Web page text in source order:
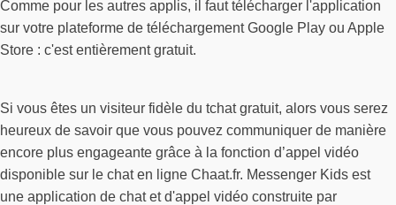
Comme pour les autres applis, il faut télécharger l'application
sur votre plateforme de téléchargement Google Play ou Apple
Store : c'est entièrement gratuit.
Si vous êtes un visiteur fidèle du tchat gratuit, alors vous serez
heureux de savoir que vous pouvez communiquer de manière
encore plus engageante grâce à la fonction d’appel vidéo
disponible sur le chat en ligne Chaat.fr. Messenger Kids est
une application de chat et d'appel vidéo construite par